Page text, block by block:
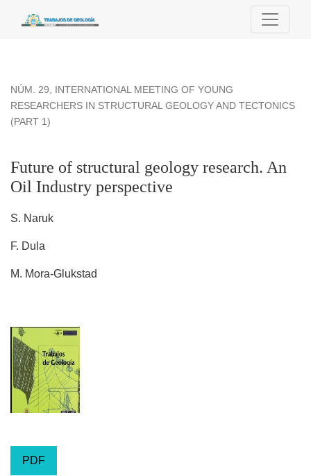
Future of structural geology research. An Oil Industry
NÚM. 29, INTERNATIONAL MEETING OF YOUNG
RESEARCHERS IN STRUCTURAL GEOLOGY AND TECTONICS
(PART 1)
Future of structural geology research. An
Oil Industry perspective
S. Naruk
F. Dula
M. Mora-Glukstad
PDF